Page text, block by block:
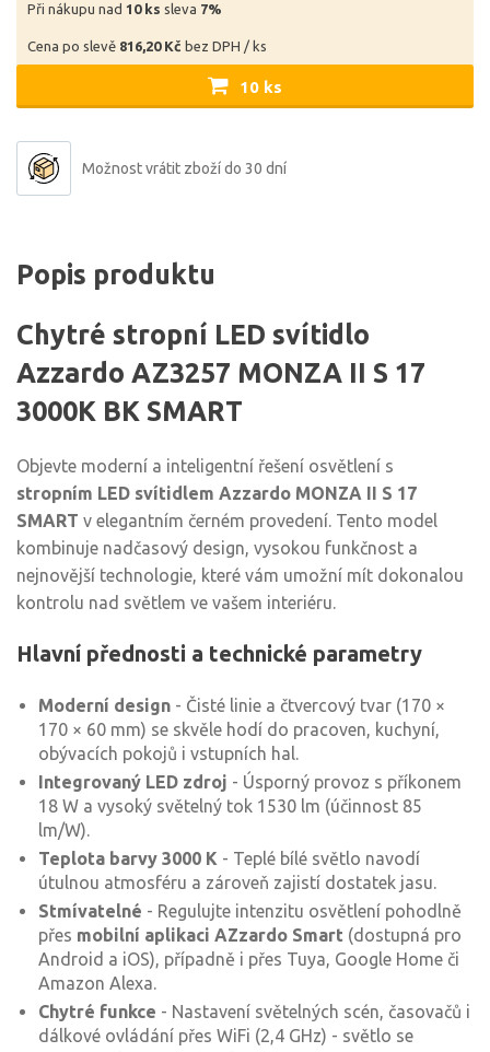
Při nákupu nad 10 ks sleva 7%
Cena po slevě 816,20 Kč bez DPH / ks
10 ks
Možnost vrátit zboží do 30 dní
Popis produktu
Chytré stropní LED svítidlo
Azzardo AZ3257 MONZA II S 17
3000K BK SMART
Objevte moderní a inteligentní řešení osvětlení s
stropním LED svítidlem Azzardo MONZA II S 17
SMART v elegantním černém provedení. Tento model
kombinuje nadčasový design, vysokou funkčnost a
nejnovější technologie, které vám umožní mít dokonalou
kontrolu nad světlem ve vašem interiéru.
Hlavní přednosti a technické parametry
Moderní design - Čisté linie a čtvercový tvar (170 ×
170 × 60 mm) se skvěle hodí do pracoven, kuchyní,
obývacích pokojů i vstupních hal.
Integrovaný LED zdroj - Úsporný provoz s příkonem
18 W a vysoký světelný tok 1530 lm (účinnost 85
lm/W).
Teplota barvy 3000 K - Teplé bílé světlo navodí
útulnou atmosféru a zároveň zajistí dostatek jasu.
Stmívatelné - Regulujte intenzitu osvětlení pohodlně
přes mobilní aplikaci AZzardo Smart (dostupná pro
Android a iOS), případně i přes Tuya, Google Home či
Amazon Alexa.
Chytré funkce - Nastavení světelných scén, časovačů i
dálkové ovládání přes WiFi (2,4 GHz) - světlo se